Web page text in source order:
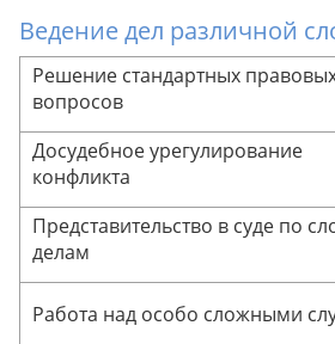
Ведение дел различной
Решение стандартных
вопросов
Досудебное урегулирование
конфликта
Представительство в суде по
делам
Работа над особо сложными